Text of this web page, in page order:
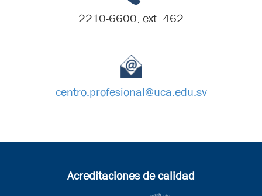
2210-6600, ext. 462
centro.profesional@uca.edu.sv
Acreditaciones de calidad